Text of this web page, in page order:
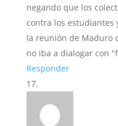
negando que los
contra los estudiantes
la reunión de Maduro
no iba a dialogar con
Responder